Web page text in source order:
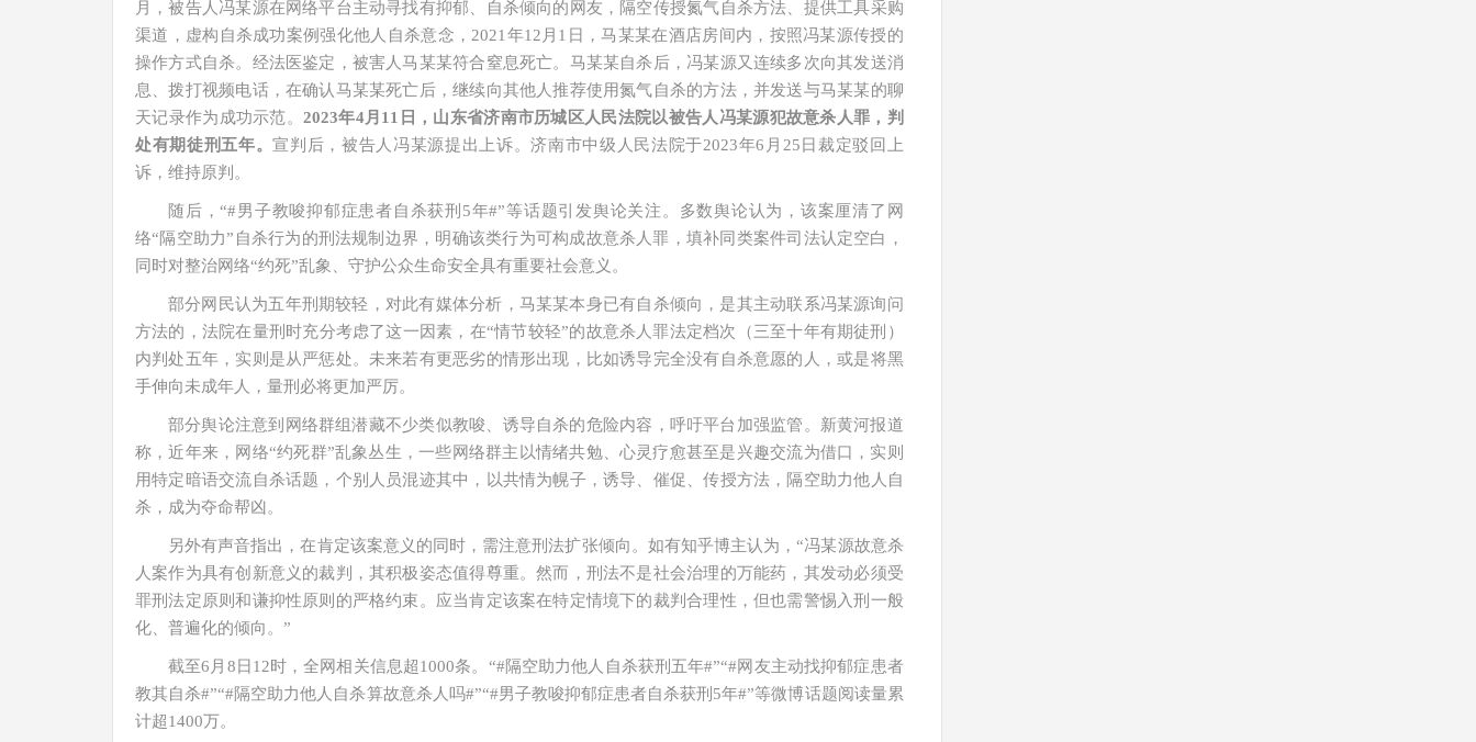
月，被告人冯某源在网络平台主动寻找有抑郁、自杀倾向的网友，隔空传授氮气自杀方法、提供工具采购
渠道，虚构自杀成功案例强化他人自杀意念，2021年12月1日，马某某在酒店房间内，按照冯某源传授的
操作方式自杀。经法医鉴定，被害人马某某符合窒息死亡。马某某自杀后，冯某源又连续多次向其发送消
息、拨打视频电话，在确认马某某死亡后，继续向其他人推荐使用氮气自杀的方法，并发送与马某某的聊
天记录作为成功示范。2023年4月11日，山东省济南市历城区人民法院以被告人冯某源犯故意杀人罪，判
处有期徒刑五年。宣判后，被告人冯某源提出上诉。济南市中级人民法院于2023年6月25日裁定驳回上
诉，维持原判。
随后，“#男子教唆抑郁症患者自杀获刑5年#”等话题引发舆论关注。多数舆论认为，该案厘清了网
络“隔空助力”自杀行为的刑法规制边界，明确该类行为可构成故意杀人罪，填补同类案件司法认定空白，
同时对整治网络“约死”乱象、守护公众生命安全具有重要社会意义。
部分网民认为五年刑期较轻，对此有媒体分析，马某某本身已有自杀倾向，是其主动联系冯某源询问
方法的，法院在量刑时充分考虑了这一因素，在“情节较轻”的故意杀人罪法定档次（三至十年有期徒刑）
内判处五年，实则是从严惩处。未来若有更恶劣的情形出现，比如诱导完全没有自杀意愿的人，或是将黑
手伸向未成年人，量刑必将更加严厉。
部分舆论注意到网络群组潜藏不少类似教唆、诱导自杀的危险内容，呼吁平台加强监管。新黄河报道
称，近年来，网络“约死群”乱象丛生，一些网络群主以情绪共勉、心灵疗愈甚至是兴趣交流为借口，实则
用特定暗语交流自杀话题，个别人员混迹其中，以共情为幌子，诱导、催促、传授方法，隔空助力他人自
杀，成为夺命帮凶。
另外有声音指出，在肯定该案意义的同时，需注意刑法扩张倾向。如有知乎博主认为，“冯某源故意杀
人案作为具有创新意义的裁判，其积极姿态值得尊重。然而，刑法不是社会治理的万能药，其发动必须受
罪刑法定原则和谦抑性原则的严格约束。应当肯定该案在特定情境下的裁判合理性，但也需警惕入刑一般
化、普遍化的倾向。”
截至6月8日12时，全网相关信息超1000条。“#隔空助力他人自杀获刑五年#”“#网友主动找抑郁症患者
教其自杀#”“#隔空助力他人自杀算故意杀人吗#”“#男子教唆抑郁症患者自杀获刑5年#”等微博话题阅读量累
计超1400万。